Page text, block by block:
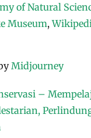
of Natural
Museum,
Midjourney
–